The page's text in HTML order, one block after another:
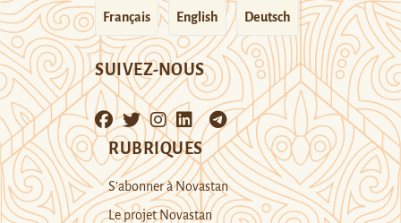
Français English Deutsch
SUIVEZ-NOUS
RUBRIQUES
S’abonner à Novastan
Le projet Novastan